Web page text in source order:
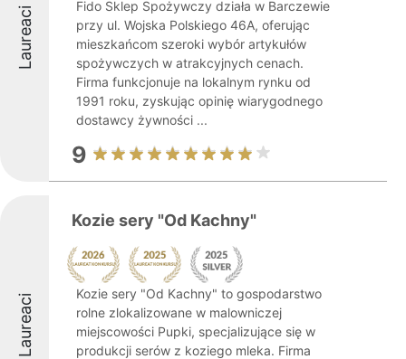
Laureaci
Fido Sklep Spożywczy działa w Barczewie
przy ul. Wojska Polskiego 46A, oferując
mieszkańcom szeroki wybór artykułów
spożywczych w atrakcyjnych cenach.
Firma funkcjonuje na lokalnym rynku od
1991 roku, zyskując opinię wiarygodnego
dostawcy żywności ...
9
Laureaci
Kozie sery "Od Kachny"
Kozie sery "Od Kachny" to gospodarstwo
rolne zlokalizowane w malowniczej
miejscowości Pupki, specjalizujące się w
produkcji serów z koziego mleka. Firma